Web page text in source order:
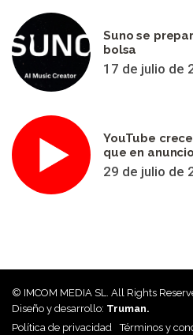
Suno se
bolsa
17 de julio de
YouTube
que en
29 de julio de
© IMCOM MEDIA SL. All Rights
Diseño y desarrollo: Truman.
Política de privacidad
Términos y